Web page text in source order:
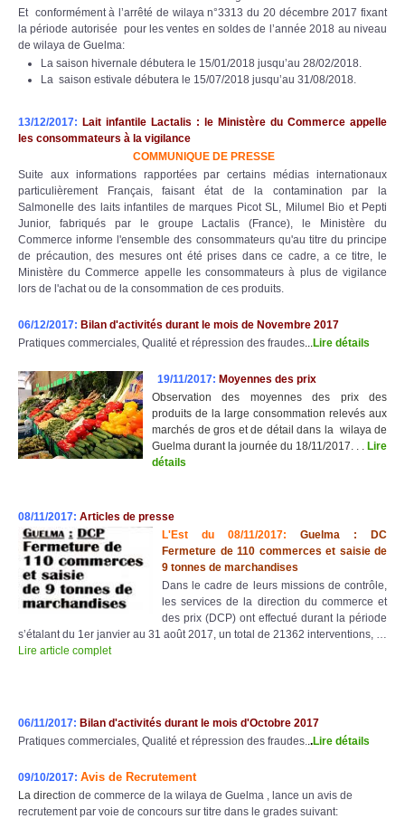
Et conformément à l’arrêté de wilaya n°3313 du 20 décembre 2017 fixant
la période autorisée pour les ventes en soldes de l’année 2018 au niveau
de wilaya de Guelma:
La saison hivernale débutera le 15/01/2018 jusqu’au 28/02/2018.
La saison estivale débutera le 15/07/2018 jusqu’au 31/08/2018.
13/12/2017: Lait infantile Lactalis : le Ministère du Commerce appelle
les consommateurs à la vigilance
COMMUNIQUE DE PRESSE
Suite aux informations rapportées par certains médias internationaux
particulièrement Français, faisant état de la contamination par la
Salmonelle des laits infantiles de marques Picot SL, Milumel Bio et Pepti
Junior, fabriqués par le groupe Lactalis (France), le Ministère du
Commerce informe l'ensemble des consommateurs qu'au titre du principe
de précaution, des mesures ont été prises dans ce cadre, a ce titre, le
Ministère du Commerce appelle les consommateurs à plus de vigilance
lors de l'achat ou de la consommation de ces produits.
06/12/2017: Bilan d'activités durant le mois de Novembre 2017
Pratiques commerciales, Qualité et répression des fraudes
Lire détails
19/11/2017: Moyennes des prix
Observation des moyennes des prix des
produits de la large consommation relevés aux
marchés de gros et de détail dans la wilaya de
Guelma durant la journée du 18/11/2017. . .
Lire
détails
08/11/2017: Articles de presse
L'Est du 08/11/2017: Guelma : DC
Fermeture de 110 commerces et saisie de
9 tonnes de marchandises
Dans le cadre de leurs missions de contrôle,
les services de la direction du commerce et
des prix (DCP) ont effectué durant la période
s’étalant du 1er janvier au 31 août 2017, un total de 21362 interventions, …
Lire article complet
06/11/2017: Bilan d'activités durant le mois d'Octobre 2017
Pratiques commerciales, Qualité et répression des fraudes. .Lire détails
09/10/2017: Avis de Recrutement
La direction de commerce de la wilaya de Guelma , lance un avis de
recrutement par voie de concours sur titre dans le grades suivant: